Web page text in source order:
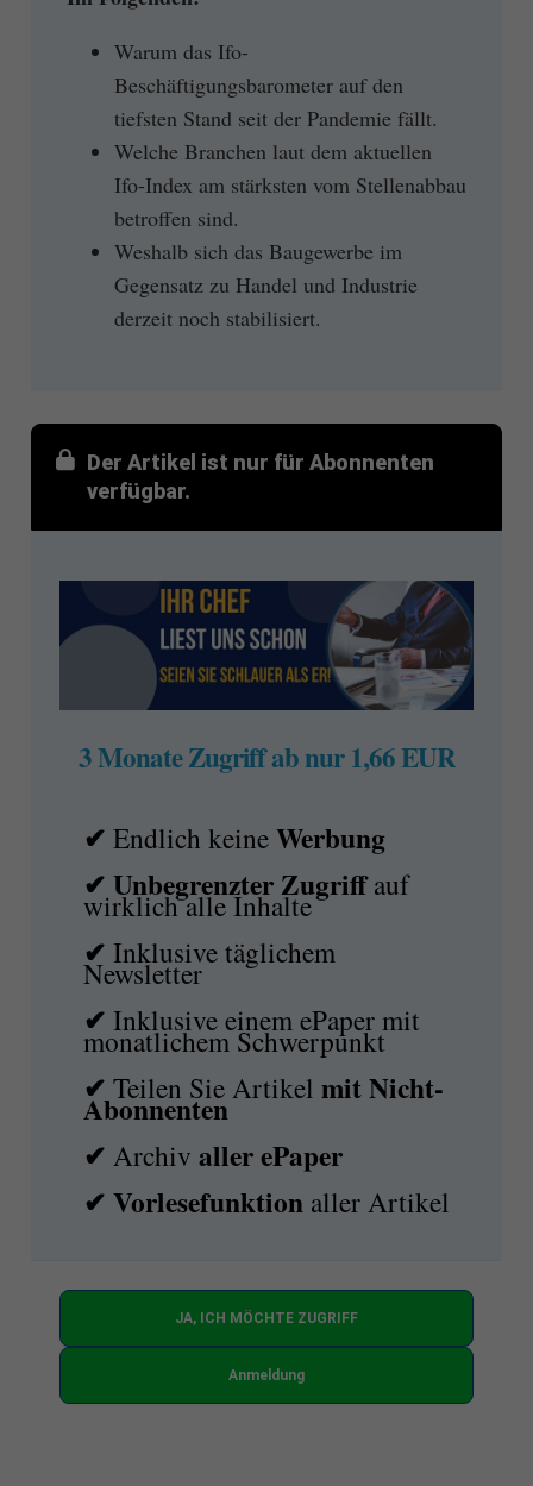
Warum das Ifo-
Beschäftigungsbarometer auf den
tiefsten Stand seit der Pandemie fällt.
Welche Branchen laut dem aktuellen
Ifo-Index am stärksten vom Stellenabbau
betroffen sind.
Weshalb sich das Baugewerbe im
Gegensatz zu Handel und Industrie
derzeit noch stabilisiert.
Der Artikel ist nur für Abonnenten
verfügbar.
3 Monate Zugriff ab nur 1,66 EUR
✔Endlich keineWerbung
✔ Unbegrenzter Zugriffauf
wirklich alle Inhalte
✔Inklusive täglichem
Newsletter
✔Inklusive einem ePaper mit
monatlichem Schwerpunkt
✔Teilen Sie ArtikelmitNicht-
Abonnenten
✔Archivaller ePaper
✔Vorlesefunktion aller Artikel
JA, ICH MÖCHTE ZUGRIFF
Anmeldung